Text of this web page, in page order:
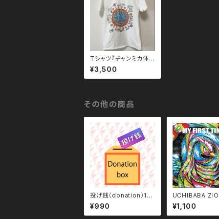
Tシャツ『チャンミカ体
操着』
¥3,500
その他の商品
投げ銭（donation）10
00
¥990
UCHIBABA
UDIO produce
FIRST TIME 』
¥1,100